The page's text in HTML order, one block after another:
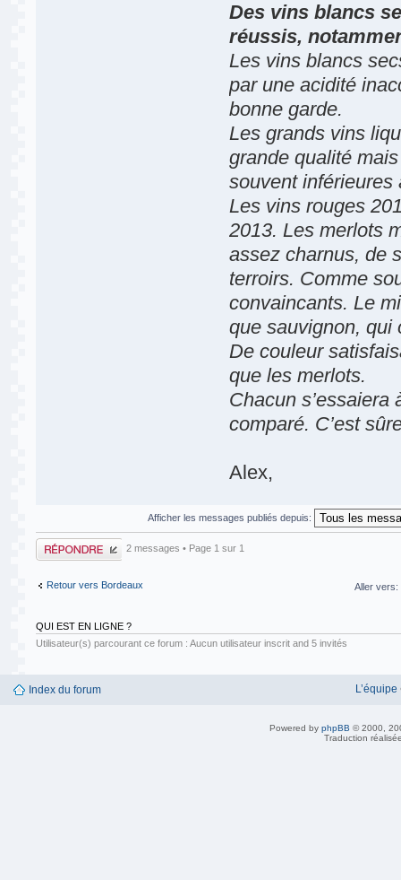
Des vins blancs
réussis,
Les vins blancs
par une acidité
bonne garde.
Les grands vins
grande qualité
souvent inférieures
Les vins rouges
2013. Les merlots
assez charnus, de
terroirs. Comme
convaincants. Le
que sauvignon, qui
De couleur
que les merlots.
Chacun
comparé. C’est
Alex,
Afficher les messages publiés depuis:
Publier une
réponse
2 messages • Page 1 sur 1
Retour vers Bordeaux Aller vers:
QUI EST EN LIGNE ?
Utilisateur(s) parcourant ce forum : Aucun utilisateur inscrit and 5 invités
Index du forum L’équipe
Powered by phpBB © 2000,
Traduction